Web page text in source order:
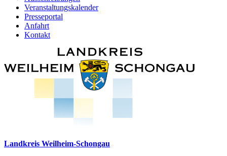
Veranstaltungskalender
Presseportal
Anfahrt
Kontakt
Landkreis Weilheim-Schongau